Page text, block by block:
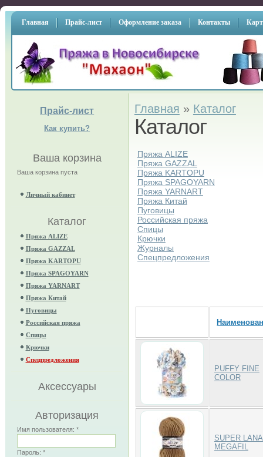
Главная Прайс-лист Оформление заказа Контакты
Прайс-лист
Как купить?
Ваша корзина
Ваша корзина пуста
Личный кабинет
Каталог
Пряжа ALIZE
Пряжа GAZZAL
Пряжа KARTOPU
Пряжа SPAGOYARN
Пряжа YARNART
Пряжа Китай
Пуговицы
Российская пряжа
Спицы
Крючки
Спецпредложения
Аксессуары
Авторизация
Имя пользователя: *
Пароль: *
Главная » Каталог
Каталог
Пряжа ALIZE
Пряжа GAZZAL
Пряжа KARTOPU
Пряжа SPAGOYARN
Пряжа YARNART
Пряжа Китай
Пуговицы
Российская пряжа
Спицы
Крючки
Журналы
Спецпредложения
PUFFY FINE
COLOR
SUPER LANA
MEGAFIL